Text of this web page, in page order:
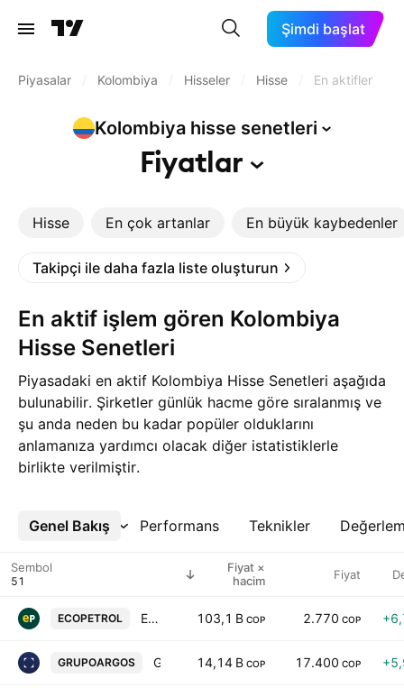
Şimdi başlat
Piyasalar Kolombiya Hisseler Hisse En aktifler
Kolombiya hisse senetleri
Fiyatlar
Hisse En çok artanlar En büyük kaybedenler
Takipçi ile daha fazla liste oluşturun
En aktif işlem gören Kolombiya
Hisse Senetleri
Piyasadaki en aktif Kolombiya Hisse Senetleri aşağıda
bulunabilir. Şirketler günlük hacme göre sıralanmış ve
şu anda neden bu kadar popüler olduklarını
anlamanıza yardımcı olacak diğer istatistiklerle
birlikte verilmiştir.
Genel Bakış Performans Teknikler
Daha Fazla
Sembol
Fiyat ×
hacim
Fiyat
ECOPETROL Ecopetrol SA 103,1 B COP 2.770 COP
GRUPOARGOS 14,14 B COP 17.400 COP